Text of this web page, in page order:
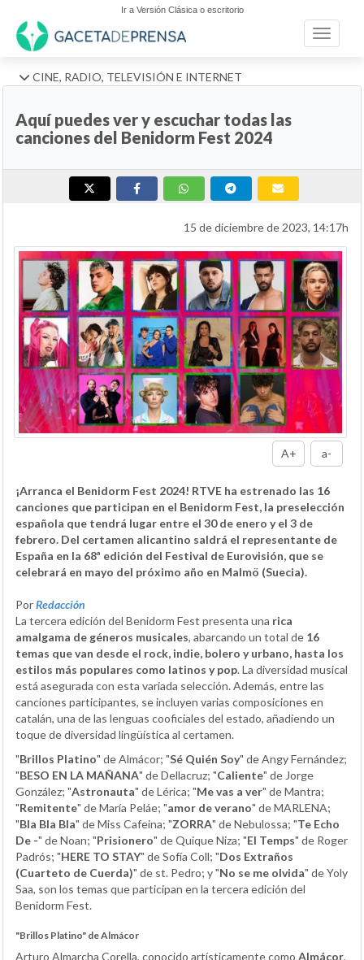
Ir a Versión Clásica o escritorio
Toggle
CINE, RADIO, TELEVISIÓN E INTERNET
Aquí puedes ver y escuchar todas las
canciones del Benidorm Fest 2024
15 de diciembre de 2023, 14:17h
A+ a-
¡Arranca el Benidorm Fest 2024! RTVE ha estrenado las 16
canciones que participan en el Benidorm Fest, la preselección
española que tendrá lugar entre el 30 de enero y el 3 de
febrero. Del certamen alicantino saldrá el representante de
España en la 68ª edición del Festival de Eurovisión, que se
celebrará en mayo del próximo año en Malmö (Suecia).
PorRedacción
La tercera edición del Benidorm Fest presenta una rica
amalgama de géneros musicales, abarcando un total de 16
temas que van desde el rock, indie, bolero y urbano, hasta los
estilos más populares como latinos y pop. La diversidad musical
está asegurada con esta variada selección. Además, entre las
canciones participantes, se incluyen varias composiciones en
catalán, una de las lenguas cooficiales del estado, añadiendo un
toque de diversidad lingüística al certamen.
"Brillos Platino" de Almácor; "Sé Quién Soy" de Angy Fernández;
"BESO EN LA MAÑANA" de Dellacruz; "Caliente" de Jorge
González; "Astronauta" de Lérica; "Me vas a ver" de Mantra;
"Remitente" de María Peláe; "amor de verano" de MARLENA;
"Bla Bla Bla" de Miss Cafeina; "ZORRA" de Nebulossa; "Te Echo
De -" de Noan; "Prisionero" de Quique Niza; "El Temps" de Roger
Padrós; "HERE TO STAY" de Sofía Coll; "Dos Extraños
(Cuarteto de Cuerda)" de st. Pedro; y "No se me olvida" de Yoly
Saa, son los temas que participan en la tercera edición del
Benidorm Fest.
"Brillos Platino" de Almácor
Arturo Almarcha Corella, conocido artísticamente como Almácor,